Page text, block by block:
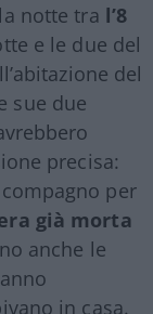
notte tra l’8
e le due del
del
sue due
precisa:
per
già morta
anche le
in casa.